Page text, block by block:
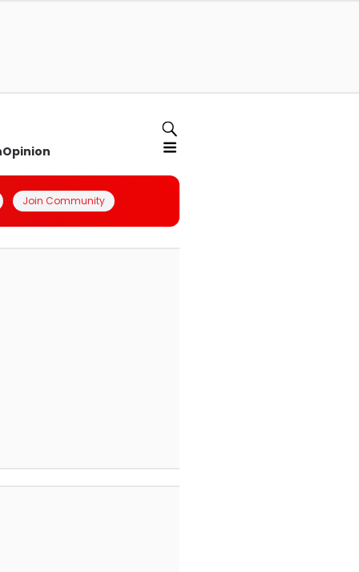
Opinion
Join Community